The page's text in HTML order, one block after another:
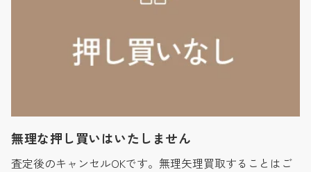
無理な押し買いはいたしません
査定後のキャンセルOKです。無理矢理買取することはご